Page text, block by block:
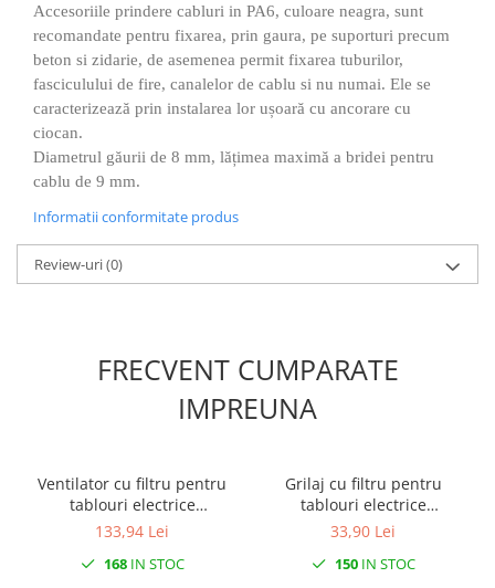
Accesoriile prindere cabluri in PA6, culoare neagra, sunt
recomandate pentru fixarea, prin gaura, pe suporturi precum
beton si zidarie, de asemenea permit fixarea tuburilor,
fasciculului de fire, canalelor de cablu si nu numai. Ele se
caracterizează prin instalarea lor ușoară cu ancorare cu
ciocan.
Diametrul găurii de 8 mm, lățimea maximă a bridei pentru
cablu de 9 mm.
Informatii conformitate produs
Review-uri(0)
FRECVENT CUMPARATE
IMPREUNA
Ventilator cu filtru pentru
tablouri electrice
120x120mm 14W 30m3/h
133,94 Lei
168IN STOC
Grilaj cu filtru pentru
tablouri electrice
120x120mm IP54
33,90 Lei
150IN STOC